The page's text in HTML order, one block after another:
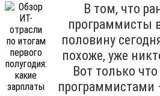
В том, что
программисты
половину
похоже, уже
Вот только
программистами